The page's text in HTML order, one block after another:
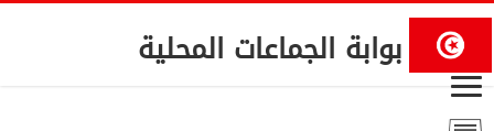
بوابة الجماعات المحلية